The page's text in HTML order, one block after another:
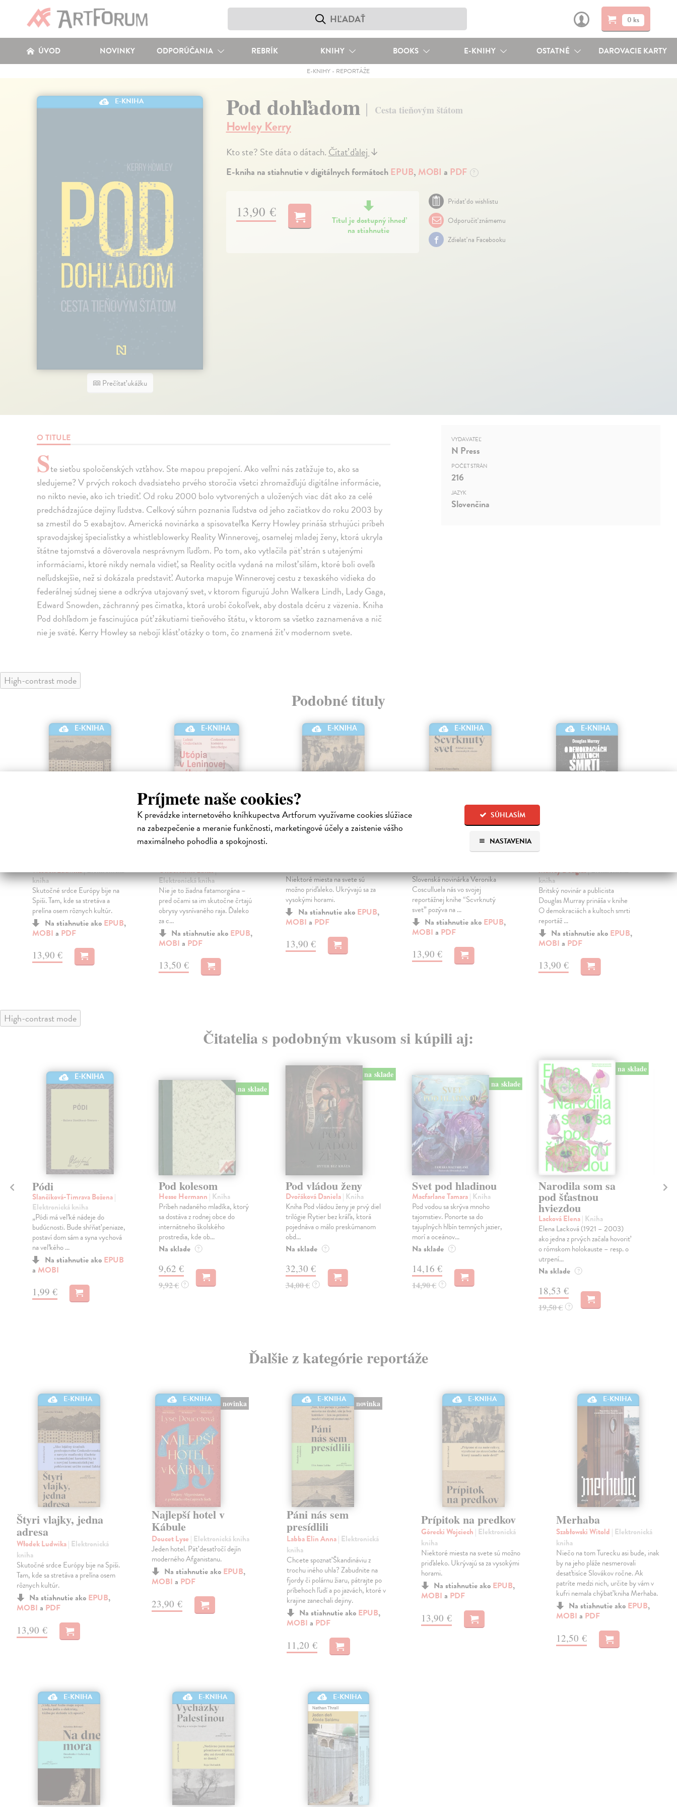
Príjmete naše cookies?
K prevádzke internetového kníhkupectva Artforum využívame cookies slúžiace
na zabezpečenie a meranie funkčnosti, marketingové účely a zaistenie vášho
maximálneho pohodlia a spokojnosti.
SÚHLASÍM
NASTAVENIA
0 ks
ÚVOD NOVINKY ODPORÚČANIA REBRÍK KNIHY BOOKS E-KNIHY OSTATNÉ DAROVACIE KARTY
E-KNIHY - REPORTÁŽE
E-KNIHA
Prečítať ukážku
Pod dohľadom Cesta tieňovým štátom
Howley Kerry
Kto ste? Ste dáta o dátach.Čítať ďalej↓
E-kniha na stiahnutie v digitálnych formátochEPUB, MOBI a PDF ?
13,90 €
Titul je dostupný ihneď
na stiahnutie
Pridať do wishlistu
Odporučiť známemu
Zdielať na Facebooku
O TITULE
Ste sieťou spoločenských vzťahov. Ste mapou prepojení. Ako veľmi nás zaťažuje to, ako sa
sledujeme? V prvých rokoch dvadsiateho prvého storočia všetci zhromažďujú digitálne informácie,
no nikto nevie, ako ich triediť. Od roku 2000 bolo vytvorených a uložených viac dát ako za celé
predchádzajúce dejiny ľudstva. Celkový súhrn poznania ľudstva od jeho začiatkov do roku 2003 by
sa zmestil do 5 exabajtov. Americká novinárka a spisovateľka Kerry Howley prináša strhujúci príbeh
spravodajskej špecialistky a whistleblowerky Reality Winnerovej, osamelej mladej ženy, ktorá ukryla
štátne tajomstvá a dôverovala nesprávnym ľuďom. Po tom, ako vytlačila päť strán s utajenými
informáciami, ktoré nikdy nemala vidieť, sa Reality ocitla vydaná na milosť silám, ktoré boli oveľa
neľudskejšie, než si dokázala predstaviť. Autorka mapuje Winnerovej cestu z texaského vidieka do
federálnej súdnej siene a odkrýva utajovaný svet, v ktorom figurujú John Walkera Lindh, Lady Gaga,
Edward Snowden, záchranný pes čimatka, ktorá urobí čokoľvek, aby dostala dcéru z väzenia. Kniha
Pod dohľadom je fascinujúca púť zákutiami tieňového štátu, v ktorom sa všetko zaznamenáva a nič
nie je sväté. Kerry Howley sa nebojí klásť otázky o tom, čo znamená žiť v modernom svete.
VYDAVATEĽ
N Press
POČET STRÁN
216
JAZYK
Slovenčina
High-contrast mode
Podobné tituly
E-KNIHA
Włodek Ludwika| Elektronická
kniha
Skutočné srdce Európy bije na
Spiši. Tam, kde sa stretáva a
prelína osem rôznych kultúr.
Na stiahnutie ako EPUB,
MOBI a PDF
13,90 €
E-KNIHA
Utópia v Leninovej
Onderčanin Lukáš|
Elektronická kniha
Nie je to žiadna fatamorgána –
pred očami sa im skutočne črtajú
obrysy vysnívaného raja. Ďaleko
za c...
Na stiahnutie ako EPUB,
MOBI a PDF
13,50 €
E-KNIHA
Niektoré miesta na svete sú
možno priďaleko. Ukrývajú sa za
vysokými horami.
Na stiahnutie ako EPUB,
MOBI a PDF
13,90 €
E-KNIHA
Scvrknutý svet
Slovenská novinárka Veronika
Cosculluela nás vo svojej
reportážnej knihe “Scvrknutý
svet” pozýva na ...
Na stiahnutie ako EPUB,
MOBI a PDF
13,90 €
E-KNIHA
O demokraciách a
Murray Douglas| Elektronická
kniha
Britský novinár a publicista
Douglas Murray prináša v knihe
O demokraciách a kultoch smrti
reportáž ...
Na stiahnutie ako EPUB,
MOBI a PDF
13,90 €
High-contrast mode
Čitatelia s podobným vkusom si kúpili aj:
E-KNIHA
Pódi
Slančíková-Timrava Božena|
Elektronická kniha
„Pódi má veľké nádeje do
budúcnosti. Bude shŕňať peniaze,
postaví dom sám a syna vychová
na veľkého ...
Na stiahnutie ako EPUB
a MOBI
1,99 €
na sklade
Pod kolesom
Hesse Hermann | Kniha
Príbeh nadaného mladíka, ktorý
sa dostáva z rodnej obce do
internátneho školského
prostredia, kde ob...
Na sklade ?
9,62 €
9,92 € ?
na sklade
Pod vládou ženy
Dvořáková Daniela| Kniha
Kniha Pod vládou ženy je prvý diel
trilógie Rytier bez kráľa, ktorá
pojednáva o málo preskúmanom
obd...
Na sklade ?
32,30 €
34,00 € ?
na sklade
Svet pod hladinou
Macfarlane Tamara| Kniha
Pod vodou sa skrýva mnoho
tajomstiev. Ponorte sa do
tajuplných hlbín temných jazier,
morí a oceánov...
Na sklade ?
14,16 €
14,90 € ?
na sklade
Narodila som sa
pod šťastnou
hviezdou
Lacková Elena| Kniha
Elena Lacková (1921 – 2003)
ako jedna z prvých začala hovoriť
o rómskom holokauste – resp. o
utrpení...
Na sklade ?
18,53 €
19,50 € ?
Ďalšie z kategórie reportáže
E-KNIHA
Štyri vlajky, jedna
adresa
Włodek Ludwika| Elektronická
kniha
Skutočné srdce Európy bije na Spiši.
Tam, kde sa stretáva a prelína osem
rôznych kultúr.
Na stiahnutie ako EPUB,
MOBI a PDF
13,90 €
E-KNIHA novinka
Najlepší hotel v
Kábule
Doucet Lyse | Elektronická kniha
Jeden hotel. Päť desaťročí dejín
moderného Afganistanu.
Na stiahnutie ako EPUB,
MOBI a PDF
23,90 €
E-KNIHA novinka
Páni nás sem
presídlili
Labba Elin Anna| Elektronická
kniha
Chcete spoznať Škandináviu z
trochu iného uhla? Zabudnite na
fjordy či polárnu žiaru, pátrajte po
príbehoch ľudí a po jazvách, ktoré v
krajine zanechali dejiny.
Na stiahnutie ako EPUB,
MOBI a PDF
11,20 €
E-KNIHA
Prípitok na predkov
Górecki Wojciech | Elektronická
kniha
Niektoré miesta na svete sú možno
priďaleko. Ukrývajú sa za vysokými
horami.
Na stiahnutie ako EPUB,
MOBI a PDF
13,90 €
E-KNIHA
Merhaba
Szabłowski Witold | Elektronická
kniha
Niečo na tom Turecku asi bude, inak
by na jeho pláže nesmerovali
desaťtisíce Slovákov ročne. Ak
patríte medzi nich, určite by vám v
kufri nemala chýbať kniha Merhaba.
Na stiahnutie ako EPUB,
MOBI a PDF
12,50 €
E-KNIHA E-KNIHA E-KNIHA